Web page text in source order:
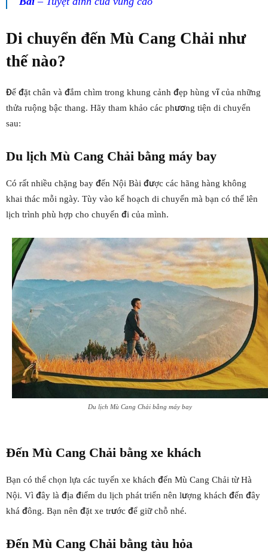
Di chuyển đến Mù Cang Chải như
thế nào?
Để đặt chân và đắm chìm trong khung cảnh đẹp hùng vĩ của những
thửa ruộng bậc thang. Hãy tham khảo các phương tiện di chuyển
sau:
Du lịch Mù Cang Chải bằng máy bay
Có rất nhiều chặng bay đến Nội Bài được các hãng hàng không
khai thác mỗi ngày. Tùy vào kế hoạch di chuyển mà bạn có thể lên
lịch trình phù hợp cho chuyến đi của mình.
Du lịch Mù Cang Chải bằng máy bay
Đến Mù Cang Chải bằng xe khách
Bạn có thể chọn lựa các tuyến xe khách đến Mù Cang Chải từ Hà
Nội. Vì đây là địa điểm du lịch phát triển nên lượng khách đến đây
khá đông. Bạn nên đặt xe trước để giữ chỗ nhé.
Đến Mù Cang Chải bằng tàu hỏa